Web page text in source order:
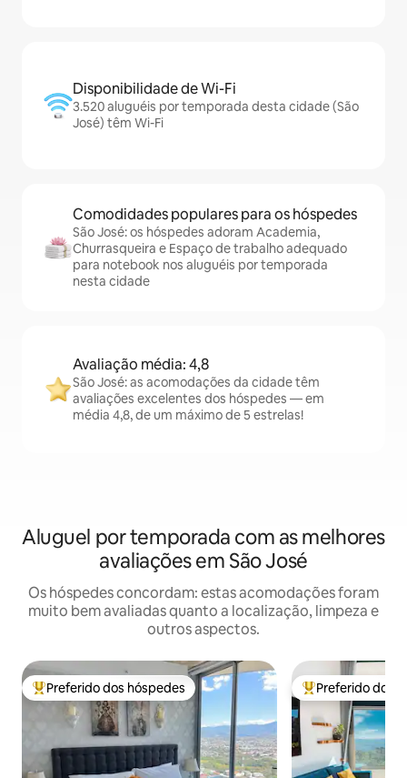
Disponibilidade de Wi-Fi
3.520 aluguéis por temporada desta cidade (São
José) têm Wi-Fi
Comodidades populares para os hóspedes
São José: os hóspedes adoram Academia,
Churrasqueira e Espaço de trabalho adequado
para notebook nos aluguéis por temporada
nesta cidade
Avaliação média: 4,8
São José: as acomodações da cidade têm
avaliações excelentes dos hóspedes — em
média 4,8, de um máximo de 5 estrelas!
Aluguel por temporada com as melhores
avaliações em São José
Os hóspedes concordam: estas acomodações foram
muito bem avaliadas quanto a localização, limpeza e
outros aspectos.
Entre os melhores preferidos dos hóspedes
Preferido dos hóspedes Entre os
Preferido dos